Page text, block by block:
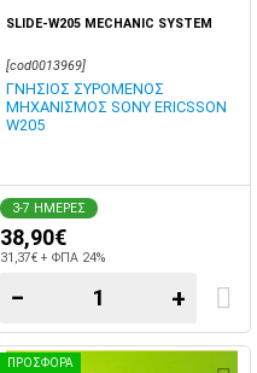
SLIDE-W205 MECHANIC SYSTEM
[cod0013969]
ΓΝΗΣΙΟΣ ΣΥΡΟΜΕΝΟΣ
ΜΗΧΑΝΙΣΜΟΣ SONY ERICSSON
W205
3-7 ΗΜΕΡΕΣ
38,90€
31,37€ + ΦΠΑ 24%
− +
ΠΡΟΣΦΟΡΑ